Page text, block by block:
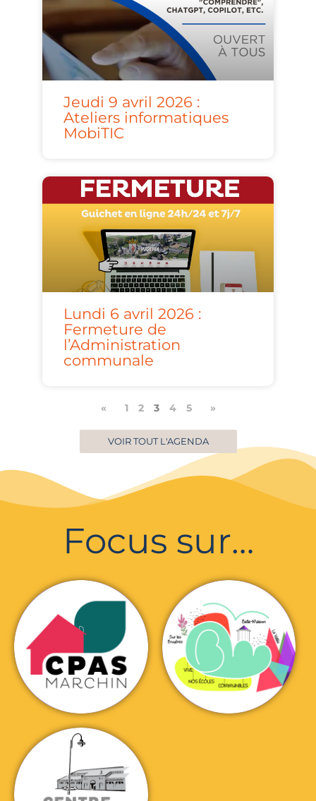
Jeudi 9 avril 2026 :
Ateliers informatiques
MobiTIC
Lundi 6 avril 2026 :
Fermeture de
l’Administration
communale
« 1 2 3 4 5 »
VOIR TOUT L'AGENDA
Focus sur…